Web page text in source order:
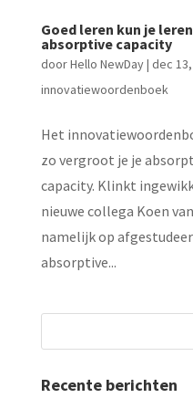
Goed leren kun je
absorptive capacity
doorHello NewDay| dec
innovatiewoordenboek
Het
zo vergroot je je
capacity. Klinkt
nieuwe collega Koen
namelijk op
absorptive...
Recente berichten